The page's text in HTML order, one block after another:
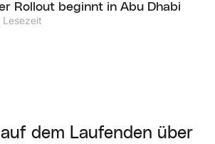
Rollout beginnt in Abu Dhabi
Lesezeit
auf dem Laufenden über